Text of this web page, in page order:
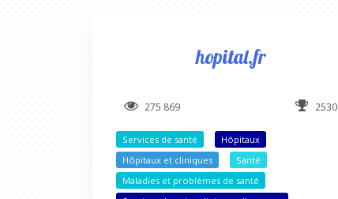
hopital.fr
275 869 2530
Services de santé
Hôpitaux
Hôpitaux et cliniques
Santé
Maladies et problèmes de santé